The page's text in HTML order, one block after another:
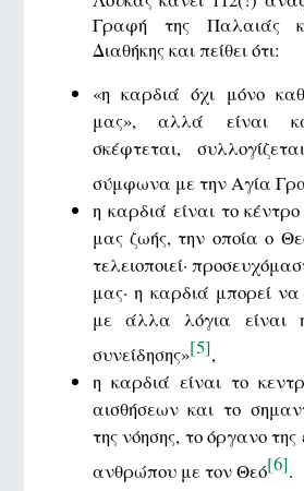
Γραφή της Παλαιάς
Διαθήκης και πείθει ότι:
«η καρδιά όχι μόνο
μας», αλλά είναι
σκέφτεται,
σύμφωνα με την Αγία
η καρδιά είναι το
μας ζωής, την οποία ο
τελειοποιεί·
μας· η καρδιά μπορεί
με άλλα λόγια είναι
συνείδησης»[5],
η καρδιά είναι το
αισθήσεων και το
της νόησης, το όργανο της
ανθρώπου με τον Θεό[6].